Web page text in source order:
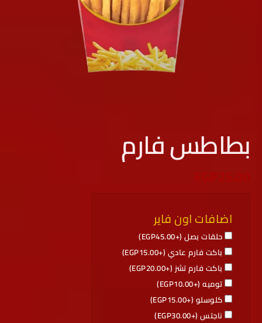
بطاطس فارم
اضافات اون فاير
حلقات بصل (+ EGP45.00
)
باكت فارم عادي (+
EGP15.00
)
باكت فارم تشز (+
EGP20.00
)
توميه (+
EGP10.00
)
كلوسلو (+
EGP15.00
)
ناجتس (+
EGP30.00
)